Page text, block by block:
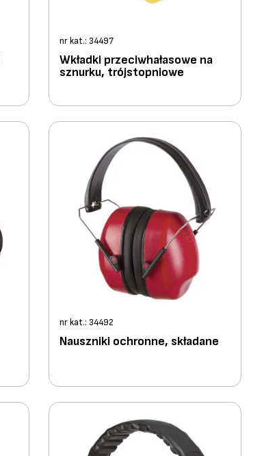
nr kat.: 34497
Wkładki przeciwhałasowe na
sznurku, trójstopniowe
nr kat.: 34492
Nauszniki ochronne, składane